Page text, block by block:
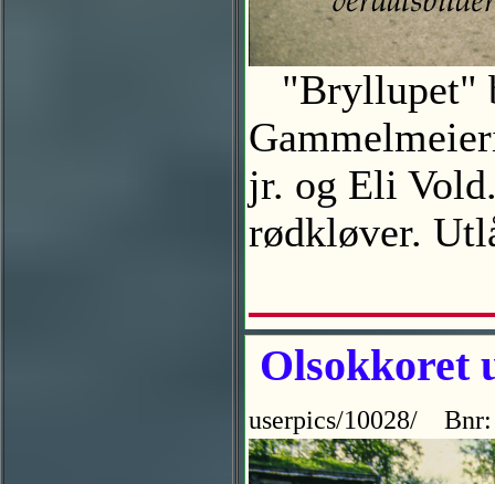
"Bryllupet"
jr. og Eli
rødkløver.
Olsokkoret
userpics/10028/ Bnr: